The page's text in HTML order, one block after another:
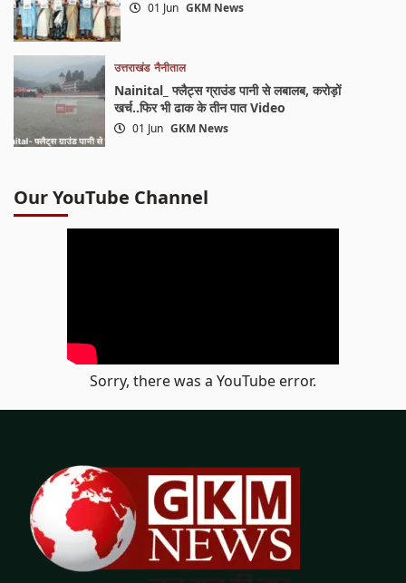
01 Jun GKM News
उत्तराखंड नैनीताल
Nainital_ फ्लैट्स ग्राउंड पानी से लबालब, करोड़ों
खर्च..फिर भी ढाक के तीन पात Video
01 Jun GKM News
Our YouTube Channel
Sorry, there was a YouTube error.